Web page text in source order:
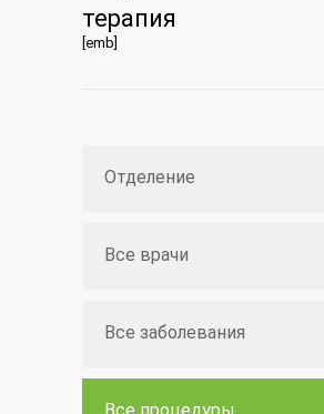
терапия
[emb]
Отделение
Все врачи
Все заболевания